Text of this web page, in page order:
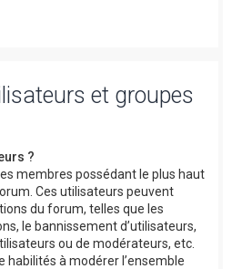
et groupes
?
membres possédant le plus haut
Ces utilisateurs peuvent
du forum, telles que les
le bannissement d’utilisateurs,
ou de modérateurs, etc.
habilités à modérer l’ensemble